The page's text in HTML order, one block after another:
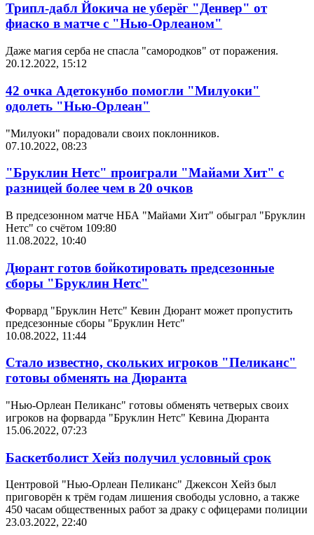
Трипл-дабл Йокича не уберёг "Денвер" от
фиаско в матче с "Нью-Орлеаном"
Даже магия серба не спасла "самородков" от поражения.
20.12.2022, 15:12
42 очка Адетокунбо помогли "Милуоки"
одолеть "Нью-Орлеан"
"Милуоки" порадовали своих поклонников.
07.10.2022, 08:23
"Бруклин Нетс" проиграли "Майами Хит" с
разницей более чем в 20 очков
В предсезонном матче НБА "Майами Хит" обыграл "Бруклин
Нетс" со счётом 109:80
11.08.2022, 10:40
Дюрант готов бойкотировать предсезонные
сборы "Бруклин Нетс"
Форвард "Бруклин Нетс" Кевин Дюрант может пропустить
предсезонные сборы "Бруклин Нетс"
10.08.2022, 11:44
Стало известно, скольких игроков "Пеликанс"
готовы обменять на Дюранта
"Нью-Орлеан Пеликанс" готовы обменять четверых своих
игроков на форварда "Бруклин Нетс" Кевина Дюранта
15.06.2022, 07:23
Баскетболист Хейз получил условный срок
Центровой "Нью-Орлеан Пеликанс" Джексон Хейз был
приговорён к трём годам лишения свободы условно, а также
450 часам общественных работ за драку с офицерами полиции
23.03.2022, 22:40